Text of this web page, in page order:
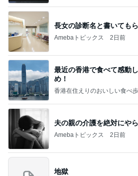
長女の診断名と書いても
Amebaトピックス 2日前
最近の香港で食べて感動
め！
香港在住えりのおいしい食べ
夫の親の介護を絶対にや
Amebaトピックス 2日前
地獄